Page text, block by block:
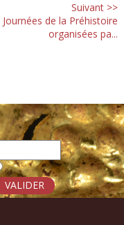
Suivant >>
Journées de la Préhistoire
organisées pa...